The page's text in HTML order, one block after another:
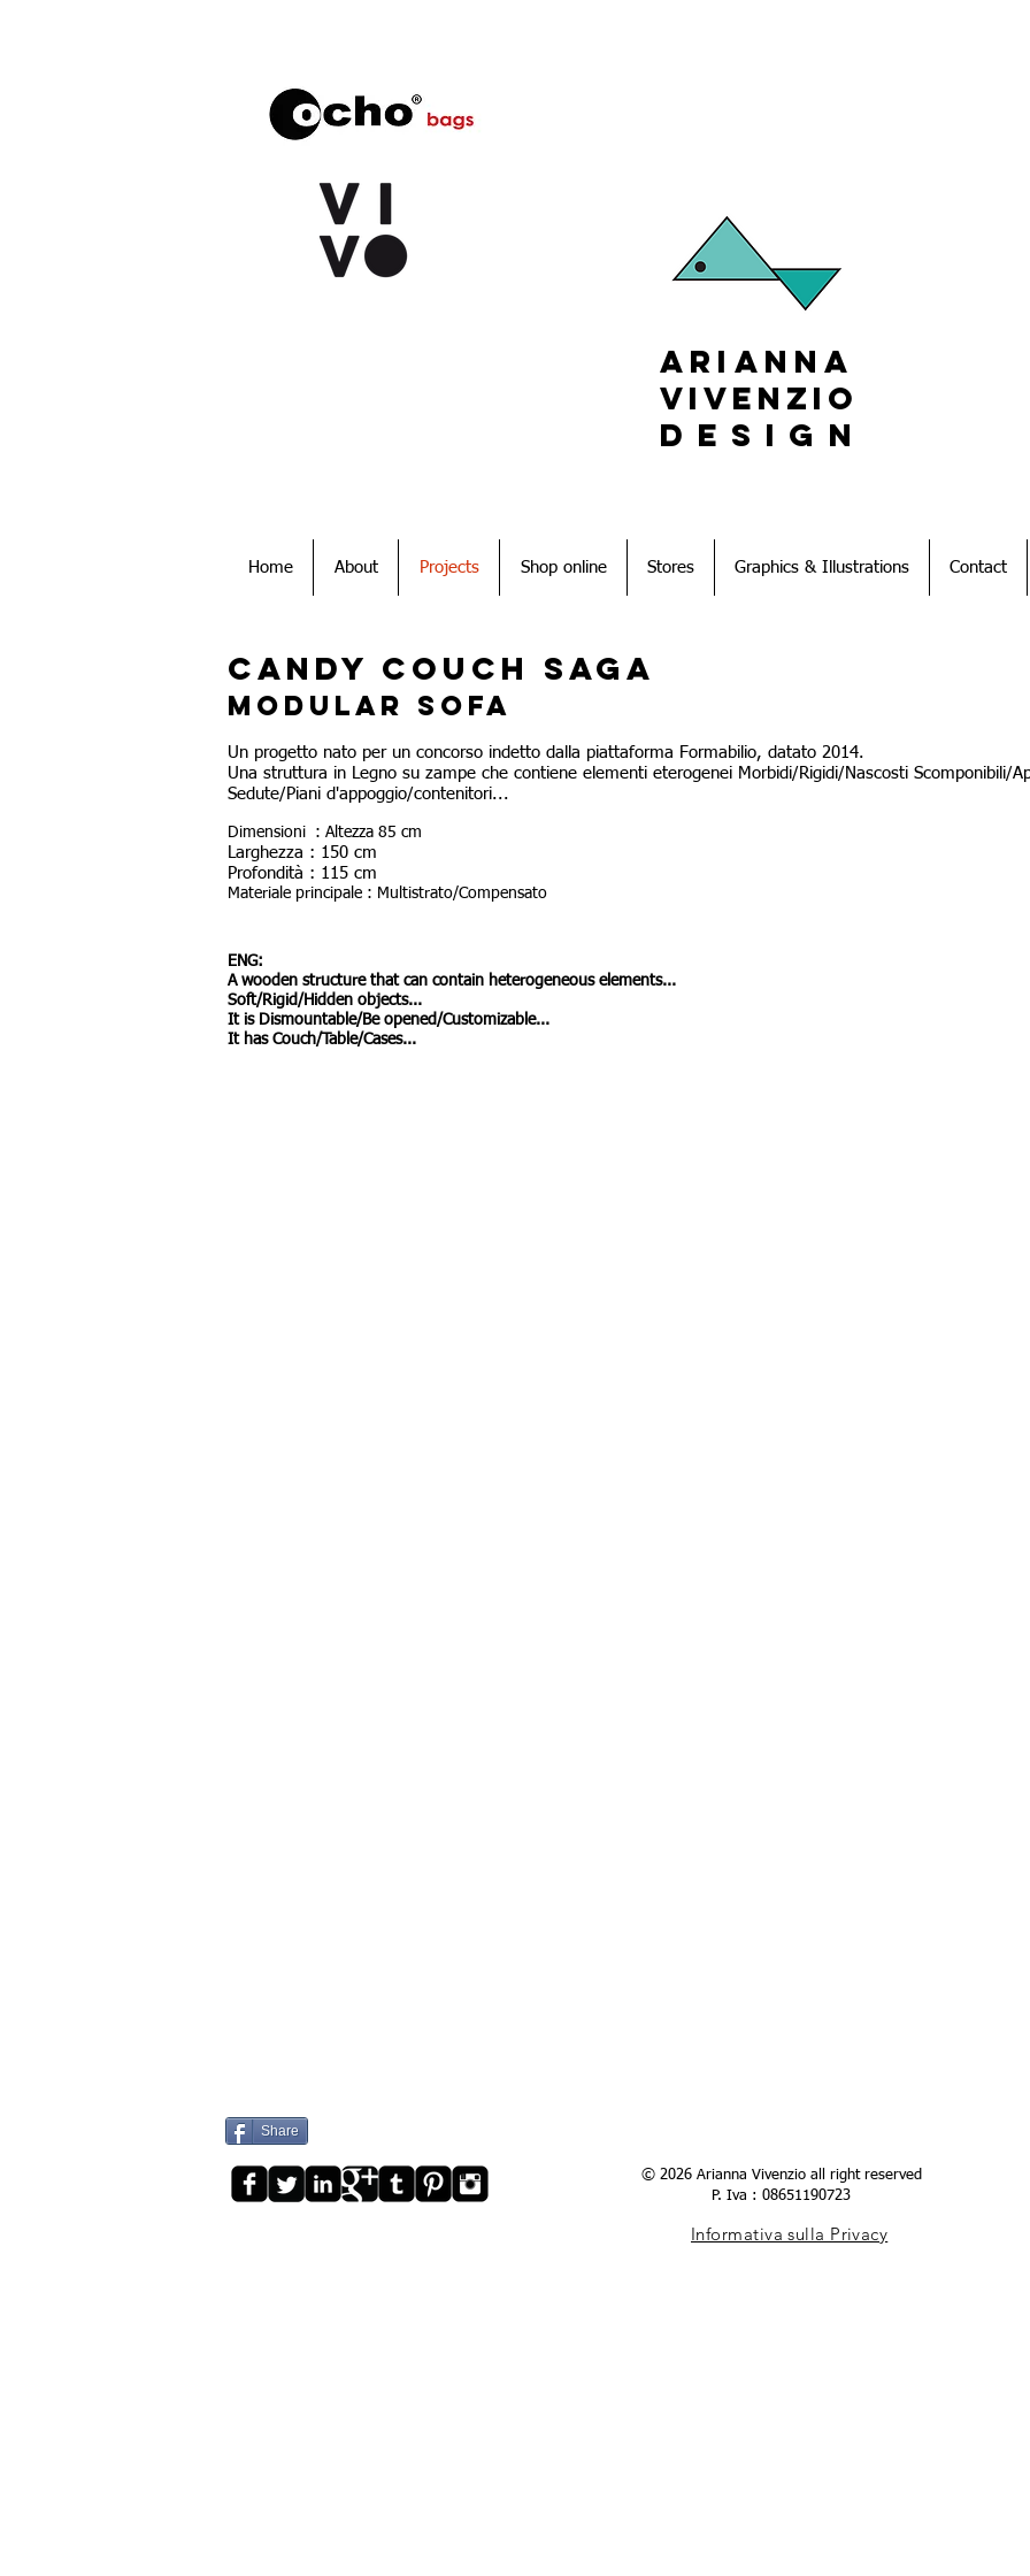
Arianna
Vivenzio
design
Home About Projects Shop online Stores Graphics & Illustrations Contact
Candy Couch Saga
Modular sofa
Un progetto nato per un concorso indetto dalla piattaforma Formabilio, datato 2014.
Una struttura in Legno su zampe che contiene elementi eterogenei Morbidi/Rigidi/Nascosti Scomponibili/
Sedute/Piani d'appoggio/contenitori...
Dimensioni : Altezza 85 cm
Larghezza : 150 cm
Profondità : 115 cm
Materiale principale : Multistrato/Compensato
ENG:
A wooden structure that can contain heterogeneous elements...
Soft/Rigid/Hidden objects...
It is Dismountable/Be opened/Customizable...
It has Couch/Table/Cases...
Share
© 2026 Arianna Vivenzio all right reserved
P. Iva : 08651190723
Informativa sulla Privacy